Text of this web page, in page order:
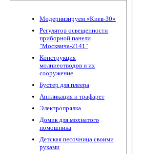
Модернизируем «Киев-30»
Регулятор освещенности
приборной панели
"Москвича-2141"
Конструкция
молниеотводов и их
сооружение
Бустер для плеера
Аппликация и трафарет
Электропрялка
Домик для мохнатого
помошника
Детская песочница своими
руками